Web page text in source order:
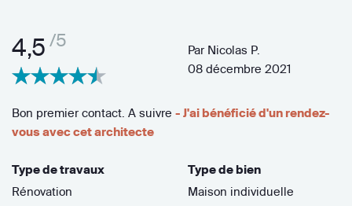
4,5 /5 Par Nicolas P.
08 décembre 2021
Bon premier contact. A suivre - J'ai bénéficié d'un rendez-
vous avec cet architecte
Type de travaux
Rénovation
Type de bien
Maison individuelle